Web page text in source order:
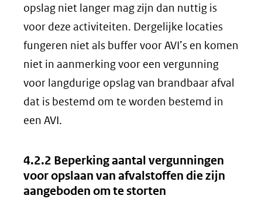
opslag niet langer mag zijn dan nuttig is
voor deze activiteiten. Dergelijke locaties
fungeren niet als buffer voor AVI’s en komen
niet in aanmerking voor een vergunning
voor langdurige opslag van brandbaar afval
dat is bestemd om te worden bestemd in
een AVI.
4.2.2 Beperking aantal vergunningen
voor opslaan van afvalstoffen die zijn
aangeboden om te storten